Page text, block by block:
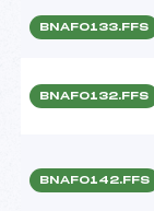
BNAF0133.FFS
BNAF0132.FFS
BNAF0142.FFS